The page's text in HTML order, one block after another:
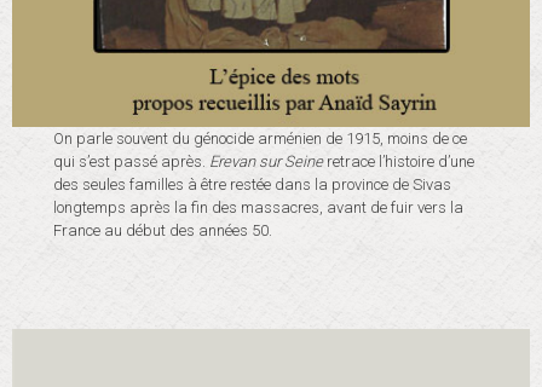
On parle souvent du génocide arménien de 1915, moins de ce
qui s’est passé après. Erevan sur Seineretrace l’histoire d’une
des seules familles à être restée dans la province de Sivas
longtemps après la fin des massacres, avant de fuir vers la
France au début des années 50.